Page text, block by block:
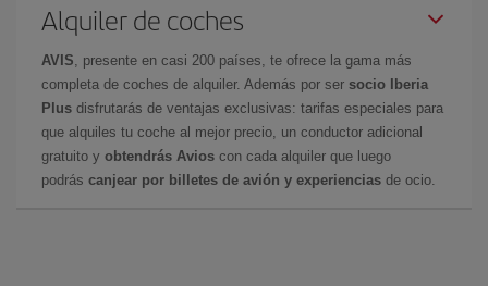
Alquiler de coches
AVIS, presente en casi 200 países, te ofrece la gama más
completa de coches de alquiler. Además por ser socio Iberia
Plus disfrutarás de ventajas exclusivas: tarifas especiales para
que alquiles tu coche al mejor precio, un conductor adicional
gratuito y obtendrás Avios con cada alquiler que luego
podrás canjear por billetes de avión y experiencias de ocio.